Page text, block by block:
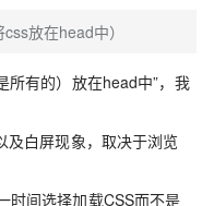
放在head中）
所有的）放在head中”，我
及白屏现象，取决于浏览
时间选择加载CSS而不是